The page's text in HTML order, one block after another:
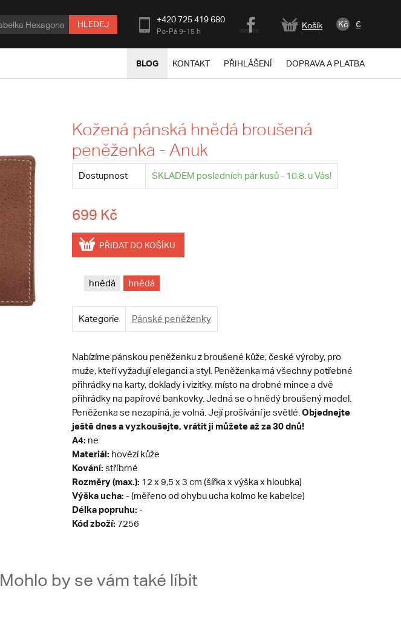
HLEDEJ +420 725 419 680
Po-Pá 9-15 h
Košík Kč €
BLOG KONTAKT PŘIHLÁŠENÍ DOPRAVA A PLATBA
Kožená pánská hnědá broušená
peněženka - Anuk
Dostupnost SKLADEM posledních pár kusů - 10.8. u Vás!
699 Kč
PŘIDAT DO KOŠÍKU
hnědá hnědá
Kategorie Pánské peněženky
Nabízíme pánskou peněženku z broušené kůže, české výroby, pro
muže, kteří vyžadují eleganci a styl. Peněženka má všechny potřebné
přihrádky na karty, doklady i vizitky, místo na drobné mince a dvě
přihrádky na papírové bankovky. Jedná se o hnědý broušený model.
Peněženka se nezapíná, je volná. Její prošívání je světlé. Objednejte
ještě dnes a vyzkoušejte, vrátit ji můžete až za 30 dnů!
A4: ne
Materiál: hovězí kůže
Kování: stříbrné
Rozměry (max.): 12 x 9,5 x 3 cm (šířka x výška x hloubka)
Výška ucha: - (měřeno od ohybu ucha kolmo ke kabelce)
Délka popruhu: -
Kód zboží: 7256
Mohlo by se vám také líbit